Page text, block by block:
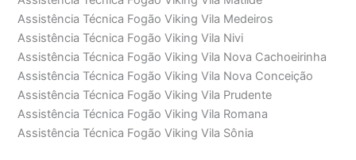
Assistência Técnica Fogão Viking Vila Medeiros
Assistência Técnica Fogão Viking Vila Nivi
Assistência Técnica Fogão Viking Vila Nova Cachoeirinha
Assistência Técnica Fogão Viking Vila Nova Conceição
Assistência Técnica Fogão Viking Vila Prudente
Assistência Técnica Fogão Viking Vila Romana
Assistência Técnica Fogão Viking Vila Sônia